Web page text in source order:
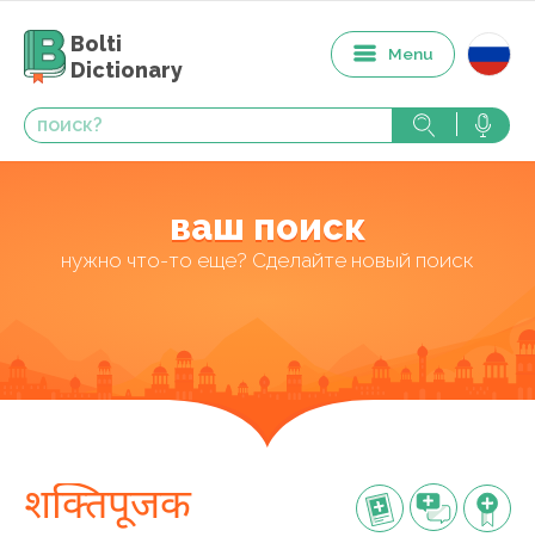
Bolti
Dictionary
Menu
ваш поиск
нужно что-то еще? Сделайте новый поиск
शक्तिपूजक